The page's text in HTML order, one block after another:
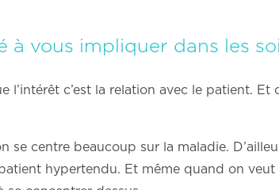
à vous impliquer dans les
l’intérêt c’est la relation avec le patient.
se centre beaucoup sur la maladie.
hypertendu. Et même quand on